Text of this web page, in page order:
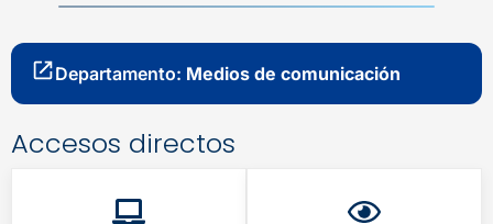
Departamento: Medios de comunicación
Accesos directos